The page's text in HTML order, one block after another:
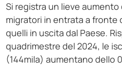
Si registra un lieve
migratori in entrata a fronte
quelli in uscita dal Paese.
quadrimestre del 2024, le
(144mila) aumentano dello